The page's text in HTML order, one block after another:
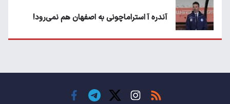
آندره آ استراماچونی به اصفهان هم نمی‌رود!
حسن روی هوا!